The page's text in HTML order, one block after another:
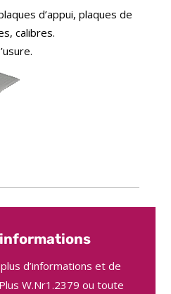
d’appui, plaques de
calibres.
d’informations et de
W.Nr1.2379 ou toute